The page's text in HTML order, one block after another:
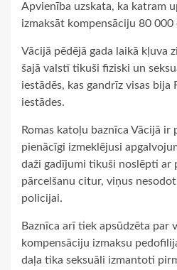
Apvienība uzskata, ka katram
izmaksāt kompensāciju 80 000
Vācijā pēdējā gada laikā kļuva
šajā valstī tikuši fiziski un
iestādēs, kas gandrīz visas bija
iestādes.
Romas katoļu baznīca Vācijā ir
pienācīgi izmeklējusi
daži gadījumi tikuši noslēpti ar
pārcelšanu citur, viņus
policijai.
Baznīca arī tiek apsūdzēta par
kompensāciju izmaksu
daļa tika seksuāli izmantoti